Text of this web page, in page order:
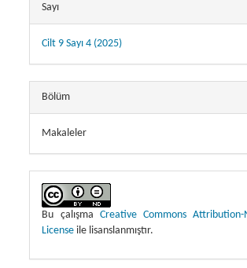
Sayı
Cilt 9 Sayı 4 (2025)
Bölüm
Makaleler
Bu çalışma Creative Commons
License ile lisanslanmıştır.